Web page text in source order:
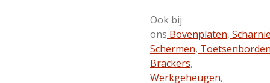
Ook bij
ons Bovenplaten,
Schermen,
Brackers,
Werkgeheugen,